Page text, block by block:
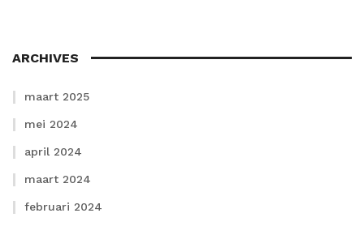
ARCHIVES
maart 2025
mei 2024
april 2024
maart 2024
februari 2024